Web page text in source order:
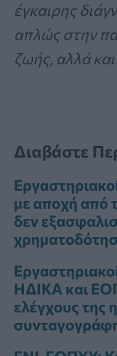
έγκαιρης
απλώς στην
ζωής, αλλά
Διαβάστε
με αποχή
δεν
ΗΔΙΚΑ και
ελέγχους της